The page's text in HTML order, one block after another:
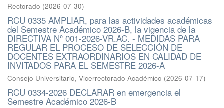
Rectorado (2026-07-30)
RCU 0335 AMPLIAR, para las actividades académicas
del Semestre Académico 2026-B, la vigencia de la
DIRECTIVA Nº 001-2026-VR.AC. - MEDIDAS PARA
REGULAR EL PROCESO DE SELECCIÓN DE
DOCENTES EXTRAORDINARIOS EN CALIDAD DE
INVITADOS PARA EL SEMESTRE 2026-A
Consejo Universitario, Vicerrectorado Académico (2026-07-17)
RCU 0334-2026 DECLARAR en emergencia el
Semestre Académico 2026-B